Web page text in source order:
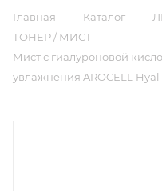
Главная — Каталог —
ТОНЕР / МИСТ —
Мист с гиалуроновой
увлажнения AROCELL